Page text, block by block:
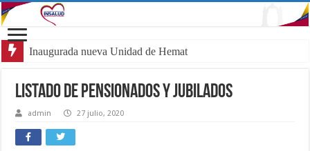
Inaugurada nueva Unidad de Hemato-Onco
LISTADO DE PENSIONADOS Y JUBILADOS
admin 27 julio, 2020